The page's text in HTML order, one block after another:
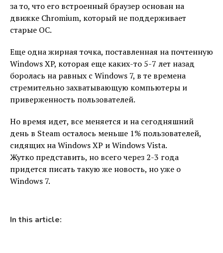
за то, что его встроенный браузер основан на
движке Chromium, который не поддерживает
старые ОС.
Еще одна жирная точка, поставленная на почтенную
Windows XP, которая еще каких-то 5-7 лет назад
боролась на равных с Windows 7, в те времена
стремительно захватывающую компьютеры и
приверженность пользователей.
Но время идет, все меняется и на сегодняшний
день в Steam осталось меньше 1% пользователей,
сидящих на Windows XP и Windows Vista.
Жутко представить, но всего через 2-3 года
придется писать такую же новость, но уже о
Windows 7.
In this article: